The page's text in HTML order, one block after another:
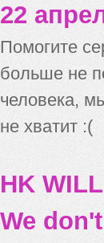
22
Помогите
больше не
человека,
не хватит :(
HK
We